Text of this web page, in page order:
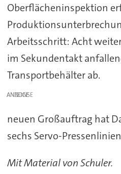
Oberflächeninspektion
Arbeitsschritt: Acht
im Sekundentakt
Transportbehälter ab.
ANZEIGE
neuen Großauftrag hat
sechs Servo-
Mit Material von Schuler.